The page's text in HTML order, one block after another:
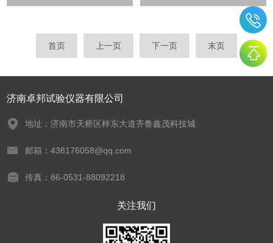
首页 上一页 下一页 末页
济南卓邦试验仪器有限公司
地址：济南市天桥区梓东大道齐鲁鑫茂科技城
邮箱：438176058@qq.com
传真：86-0531-88092218
关注我们